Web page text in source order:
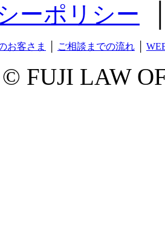
ーポリシー
お客さま ご相談までの流れ
FUJI LAW